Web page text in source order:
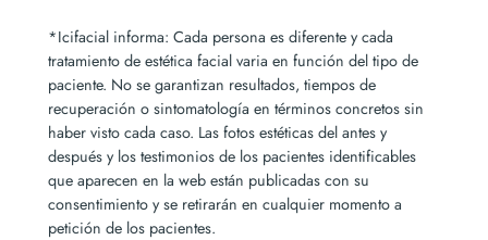
*Icifacial informa: Cada persona es diferente y cada
tratamiento de estética facial varia en función del tipo de
paciente. No se garantizan resultados, tiempos de
recuperación o sintomatología en términos concretos sin
haber visto cada caso. Las fotos estéticas del antes y
después y los testimonios de los pacientes identificables
que aparecen en la web están publicadas con su
consentimiento y se retirarán en cualquier momento a
petición de los pacientes.